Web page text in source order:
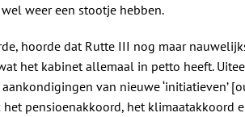
weer een stootje hebben.
hoorde dat Rutte III nog maar
het kabinet allemaal in petto heeft.
van nieuwe ‘initiatieven’
pensioenakkoord, het klimaatakkoord